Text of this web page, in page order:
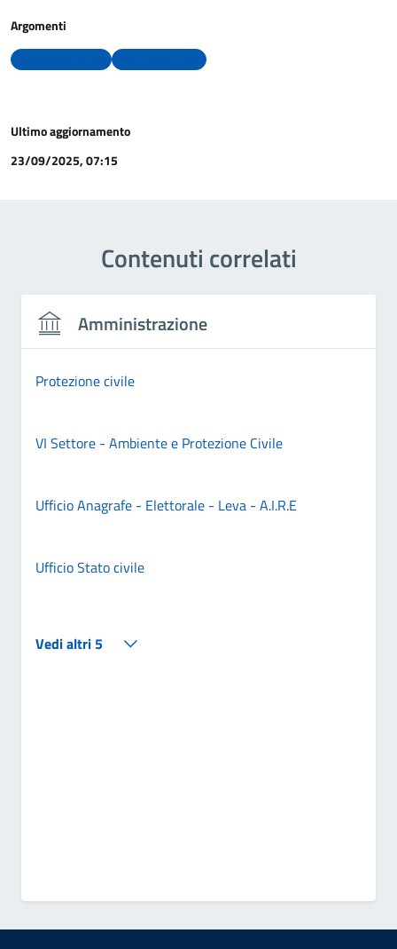
Argomenti
Ultimo aggiornamento
23/09/2025, 07:15
Contenuti correlati
Amministrazione
Protezione civile
VI Settore - Ambiente e Protezione Civile
Ufficio Anagrafe - Elettorale - Leva - A.I.R.E
Ufficio Stato civile
Vedi altri 5